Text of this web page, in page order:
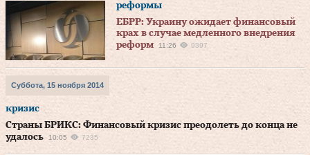
реформы
ЕБРР: Украину ожидает финансовый
крах в случае медленного внедрения
реформ
11:26 9397
Суббота, 15 ноября 2014
кризис
Страны БРИКС: Финансовый кризис преодолеть до конца не
удалось
10:05 7235